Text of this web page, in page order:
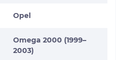
Opel
Omega 2000 (1999–
2003)